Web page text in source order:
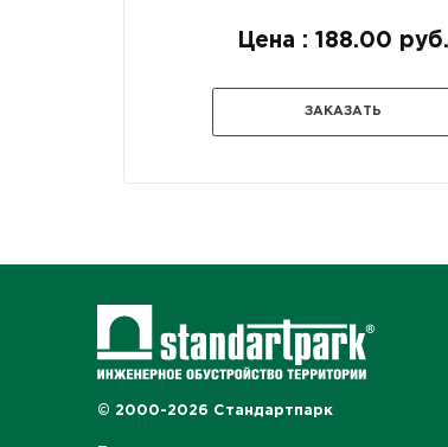
Цена : 188.00 руб.
ЗАКАЗАТЬ
© 2000-2026 Стандартпарк